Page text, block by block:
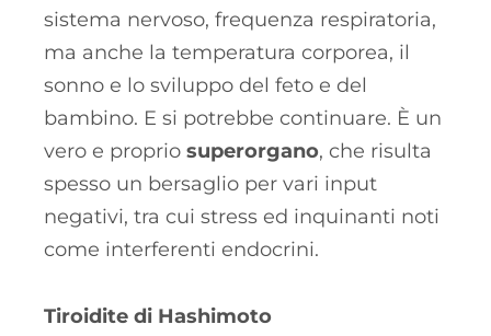
sistema nervoso, frequenza respiratoria,
ma anche la temperatura corporea, il
sonno e lo sviluppo del feto e del
bambino. E si potrebbe continuare. È un
vero e proprio superorgano, che risulta
spesso un bersaglio per vari input
negativi, tra cui stress ed inquinanti noti
come interferenti endocrini.
Tiroidite di Hashimoto